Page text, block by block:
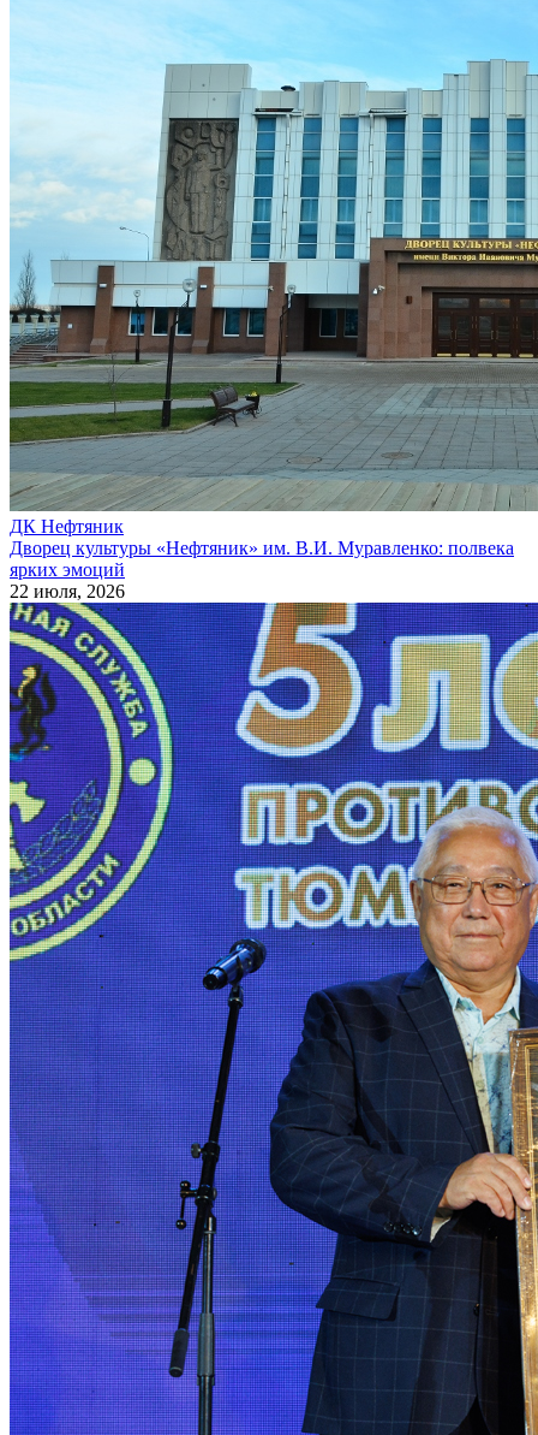
ДК Нефтяник
Дворец культуры «Нефтяник» им. В.И. Муравленко: полвека
ярких эмоций
22 июля, 2026